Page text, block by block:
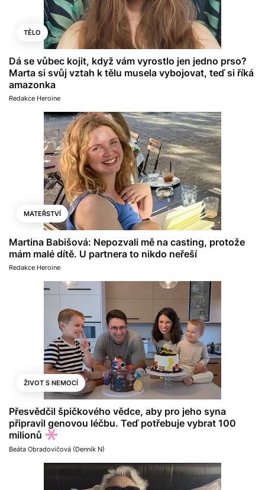
TĚLO
Dá se vůbec kojit, když vám vyrostlo jen jedno prso?
Marta si svůj vztah k tělu musela vybojovat, teď si říká
amazonka
Redakce Heroine
MATEŘSTVÍ
Martina Babišová: Nepozvali mě na casting, protože
mám malé dítě. U partnera to nikdo neřeší
Redakce Heroine
ŽIVOT S NEMOCÍ
Přesvědčil špičkového vědce, aby pro jeho syna
připravil genovou léčbu. Teď potřebuje vybrat 100
milionů
Beáta Obradovičová (Denník N)